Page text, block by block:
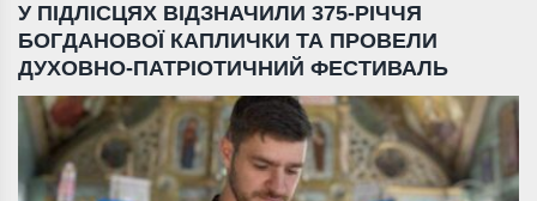
У ПІДЛІСЦЯХ ВІДЗНАЧИЛИ 375-РІЧЧЯ
БОГДАНОВОЇ КАПЛИЧКИ ТА ПРОВЕЛИ
ДУХОВНО-ПАТРІОТИЧНИЙ ФЕСТИВАЛЬ